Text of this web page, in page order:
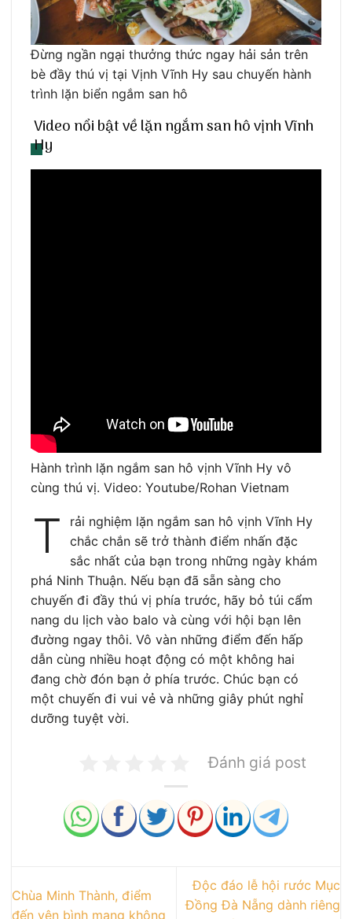
Đừng ngần ngại thưởng thức ngay hải sản trên
bè đầy thú vị tại Vịnh Vĩnh Hy sau chuyến hành
trình lặn biển ngắm san hô
Video nổi bật về lặn ngắm san hô vịnh Vĩnh
Hy
Hành trình lặn ngắm san hô vịnh Vĩnh Hy vô
cùng thú vị. Video: Youtube/Rohan Vietnam
T
rải nghiệm lặn ngắm san hô vịnh Vĩnh Hy
chắc chắn sẽ trở thành điểm nhấn đặc
sắc nhất của bạn trong những ngày khám
phá Ninh Thuận. Nếu bạn đã sẵn sàng cho
chuyến đi đầy thú vị phía trước, hãy bỏ túi cẩm
nang du lịch vào balo và cùng với hội bạn lên
đường ngay thôi. Vô vàn những điểm đến hấp
dẫn cùng nhiều hoạt động có một không hai
đang chờ đón bạn ở phía trước. Chúc bạn có
một chuyến đi vui vẻ và những giây phút nghỉ
dưỡng tuyệt vời.
Đánh giá post
Chùa Minh Thành, điểm
đến yên bình mang không
Độc đáo lễ hội rước Mục
Đồng Đà Nẵng dành riêng